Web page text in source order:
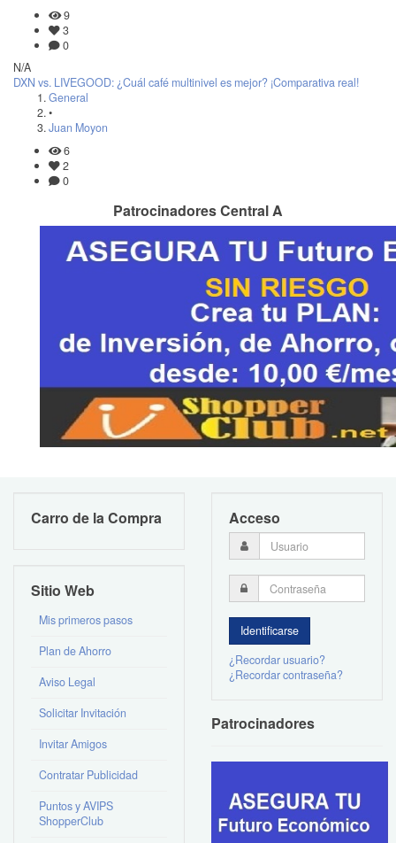
9
3
0
N/A
DXN vs. LIVEGOOD: ¿Cuál café multinivel es mejor? ¡Comparativa real!
General
•
Juan Moyon
6
2
0
Patrocinadores Central A
Carro de la Compra
Sitio Web
Mis primeros pasos
Plan de Ahorro
Aviso Legal
Solicitar Invitación
Invitar Amigos
Contratar Publicidad
Puntos y AVIPS
ShopperClub
Acceso
¿Recordar usuario?
¿Recordar contraseña?
Patrocinadores